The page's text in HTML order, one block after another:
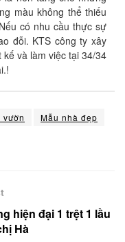
màu không thể thiếu
có nhu cầu thực sự
đỗi. KTS công ty xây
và làm việc tại 34/34
vườn
Mẫu nhà đẹp
hiện đại 1 trệt 1 lầu
Hà